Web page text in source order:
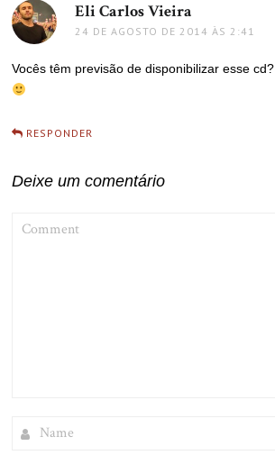
Eli Carlos Vieira
24 DE AGOSTO DE 2014 ÀS 2:41
Vocês têm previsão de disponibilizar esse cd?
RESPONDER
Deixe um comentário